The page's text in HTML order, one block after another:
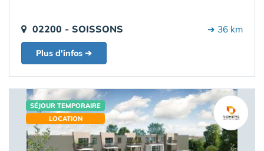
02200 - SOISSONS ➔ 36 km
Plus d'infos ➔
SÉJOUR TEMPORAIRE
LOCATION